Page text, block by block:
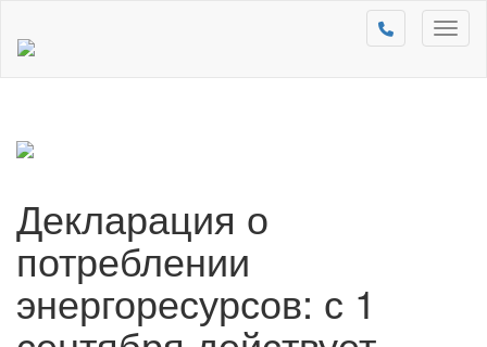
Декларация о
потреблении
энергоресурсов: с 1